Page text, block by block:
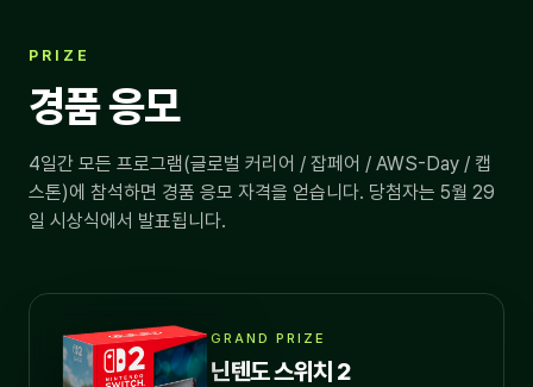
PRIZE
경품 응모
4일간 모든 프로그램(글로벌 커리어 / 잡페어 / AWS-Day / 캡
스톤)에 참석하면 경품 응모 자격을 얻습니다. 당첨자는 5월 29
일 시상식에서 발표됩니다.
GRAND PRIZE
닌텐도 스위치 2